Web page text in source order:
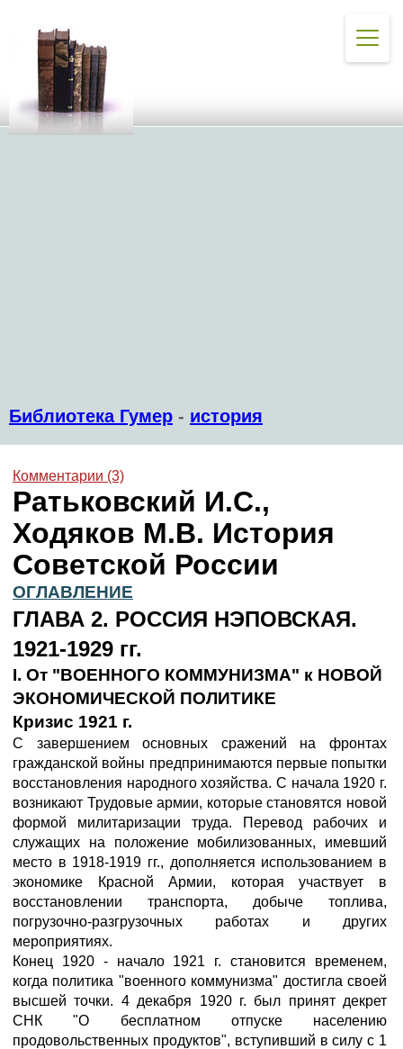
Библиотека Гумер - история
Комментарии (3)
Ратьковский И.С.,
Ходяков М.В. История
Советской России
ОГЛАВЛЕНИЕ
ГЛАВА 2. РОССИЯ НЭПОВСКАЯ.
1921-1929 гг.
I. От "ВОЕННОГО КОММУНИЗМА" к НОВОЙ
ЭКОНОМИЧЕСКОЙ ПОЛИТИКЕ
Кризис 1921 г.
С завершением основных сражений на фронтах
гражданской войны предпринимаются первые попытки
восстановления народного хозяйства. С начала 1920 г.
возникают Трудовые армии, которые становятся новой
формой милитаризации труда. Перевод рабочих и
служащих на положение мобилизованных, имевший
место в 1918-1919 гг., дополняется использованием в
экономике Красной Армии, которая участвует в
восстановлении транспорта, добыче топлива,
погрузочно-разгрузочных работах и других
мероприятиях.
Конец 1920 - начало 1921 г. становится временем,
когда политика "военного коммунизма" достигла своей
высшей точки. 4 декабря 1920 г. был принят декрет
СНК "О бесплатном отпуске населению
продовольственных продуктов", вступивший в силу с 1